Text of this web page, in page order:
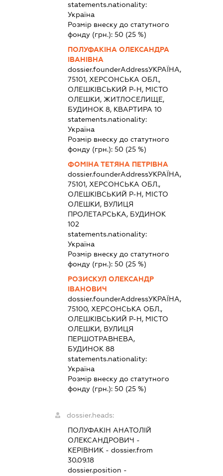
statements.nationality:
Україна
Розмір внеску до статутного
фонду (грн.): 50 (25 %)
ПОЛУФАКІНА ОЛЕКСАНДРА
ІВАНІВНА
dossier.founderAddressУКРАЇНА,
75101, ХЕРСОНСЬКА ОБЛ.,
ОЛЕШКІВСЬКИЙ Р-Н, МІСТО
ОЛЕШКИ, ЖИТЛОСЕЛИЩЕ,
БУДИНОК 8, КВАРТИРА 10
statements.nationality:
Україна
Розмір внеску до статутного
фонду (грн.): 50 (25 %)
ФОМІНА ТЕТЯНА ПЕТРІВНА
dossier.founderAddressУКРАЇНА,
75101, ХЕРСОНСЬКА ОБЛ.,
ОЛЕШКІВСЬКИЙ Р-Н, МІСТО
ОЛЕШКИ, ВУЛИЦЯ
ПРОЛЕТАРСЬКА, БУДИНОК
102
statements.nationality:
Україна
Розмір внеску до статутного
фонду (грн.): 50 (25 %)
РОЗИСКУЛ ОЛЕКСАНДР
ІВАНОВИЧ
dossier.founderAddressУКРАЇНА,
75100, ХЕРСОНСЬКА ОБЛ.,
ОЛЕШКІВСЬКИЙ Р-Н, МІСТО
ОЛЕШКИ, ВУЛИЦЯ
ПЕРШОТРАВНЕВА,
БУДИНОК 88
statements.nationality:
Україна
Розмір внеску до статутного
фонду (грн.): 50 (25 %)
dossier.heads:
ПОЛУФАКІН АНАТОЛІЙ
ОЛЕКСАНДРОВИЧ -
КЕРІВНИК- dossier.from
30.09.18
dossier.position -